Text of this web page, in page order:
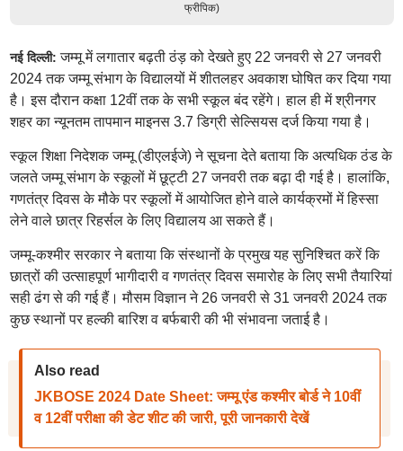
फ्रीपिक)
नई दिल्ली: जम्मू में लगातार बढ़ती ठंड़ को देखते हुए 22 जनवरी से 27 जनवरी
2024 तक जम्मू संभाग के विद्यालयों में शीतलहर अवकाश घोषित कर दिया गया
है। इस दौरान कक्षा 12वीं तक के सभी स्कूल बंद रहेंगे। हाल ही में श्रीनगर
शहर का न्यूनतम तापमान माइनस 3.7 डिग्री सेल्सियस दर्ज किया गया है।
स्कूल शिक्षा निदेशक जम्मू (डीएलईजे) ने सूचना देते बताया कि अत्यधिक ठंड के
जलते जम्मू संभाग के स्कूलों में छूट्टी 27 जनवरी तक बढ़ा दी गई है। हालांकि,
गणतंत्र दिवस के मौके पर स्कूलों में आयोजित होने वाले कार्यक्रमों में हिस्सा
लेने वाले छात्र रिहर्सल के लिए विद्यालय आ सकते हैं।
जम्मू-कश्मीर सरकार ने बताया कि संस्थानों के प्रमुख यह सुनिश्चित करें कि
छात्रों की उत्साहपूर्ण भागीदारी व गणतंत्र दिवस समारोह के लिए सभी तैयारियां
सही ढंग से की गई हैं। मौसम विज्ञान ने 26 जनवरी से 31 जनवरी 2024 तक
कुछ स्थानों पर हल्की बारिश व बर्फबारी की भी संभावना जताई है।
Also read
JKBOSE 2024 Date Sheet: जम्मू एंड कश्मीर बोर्ड ने 10वीं
व 12वीं परीक्षा की डेट शीट की जारी, पूरी जानकारी देखें